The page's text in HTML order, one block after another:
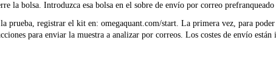
la bolsa. Introduzca esa bolsa en el sobre de envío por correo
prueba, registrar el kit en: omegaquant.com/start. La primera vez, para
para enviar la muestra a analizar por correos. Los costes de envío